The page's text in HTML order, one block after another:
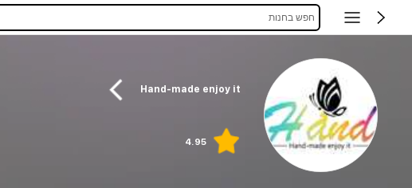
חפש בחנות
Hand-made enjoy it
4.95